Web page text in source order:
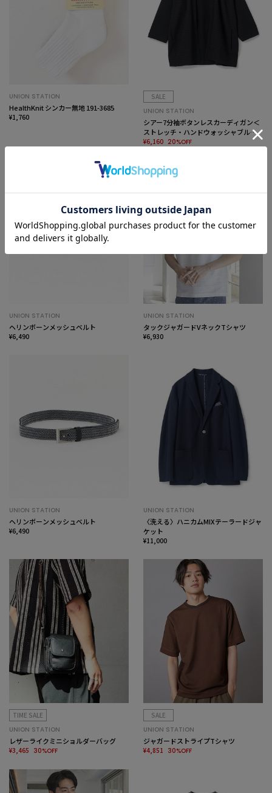
UNION STATION
HealthKnit シンカー無地 191-3685
¥1,760
SALE
UNION STATION
シアー7分袖ボタンレスカーディガン＜
ストレッチ・ハンドウォッシャブル・
接触冷感・通気性＞
¥6,160 20%OFF
UNION STATION
ヘリンボーンメッシュベルト
¥6,490
UNION STATION
タックジャガードVネックTシャツ
¥6,930
UNION STATION
ヘリンボーンメッシュベルト
¥6,490
UNION STATION
〈洗える〉ハニカムMIXテーラードジャ
ケット
¥11,000
TIME SALE
UNION STATION
レザーライクミニショルダーバッグ
¥3,465 30%OFF
SALE
UNION STATION
ジャガードストライプTシャツ
¥4,851 30%OFF